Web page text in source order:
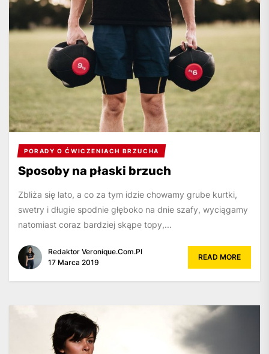
PORADY O ĆWICZENIACH BRZUCHA
Sposoby na płaski brzuch
Zbliża się lato, a co za tym idzie chowamy grube kurtki,
swetry i długie spodnie głęboko na dnie szafy, wyciągamy
natomiast coraz bardziej skąpe topy,...
Redaktor Veronique.com.pl
17 Marca 2019
READ MORE